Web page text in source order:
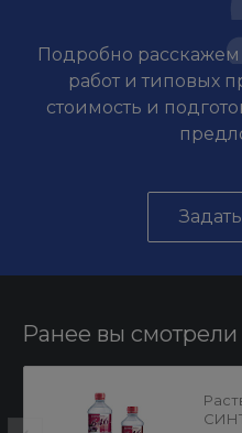
Подробно расскажем
работ и типовых
стоимость и
Ранее вы смотрели